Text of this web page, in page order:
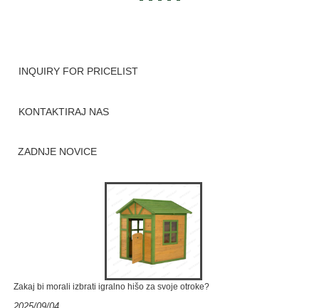
INQUIRY FOR PRICELIST
KONTAKTIRAJ NAS
ZADNJE NOVICE
Zakaj bi morali izbrati igralno hišo za svoje otroke?